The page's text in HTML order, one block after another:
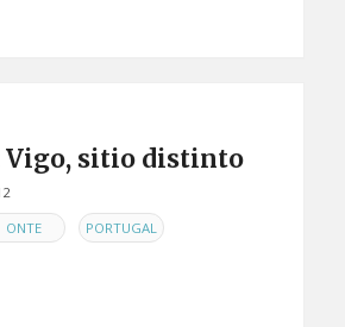
Vigo, sitio distinto
ONTE , PORTUGAL ,